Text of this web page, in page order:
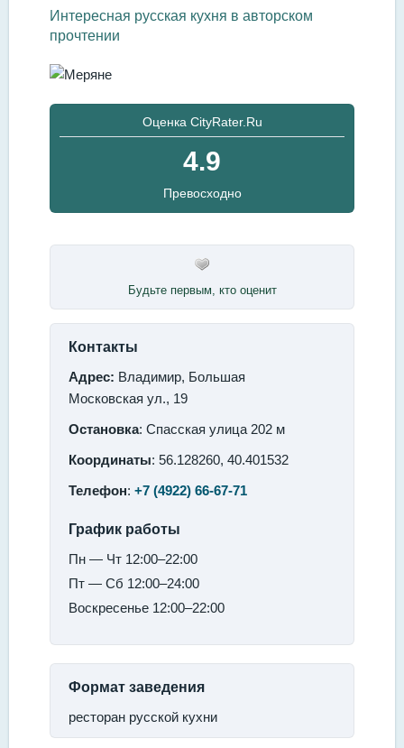
Интересная русская кухня в авторском
прочтении
Оценка CityRater.Ru
4.9
Превосходно
Будьте первым, кто оценит
Контакты
Адрес: Владимир, Большая
Московская ул., 19
Остановка: Спасская улица 202 м
Координаты: 56.128260, 40.401532
Телефон: +7 (4922) 66-67-71
График работы
Пн — Чт 12:00–22:00
Пт — Сб 12:00–24:00
Воскресенье 12:00–22:00
Формат заведения
ресторан русской кухни